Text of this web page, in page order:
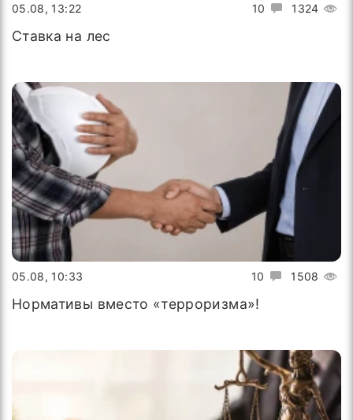
10 1324
05.08, 13:22
Ставка на лес
10 1508
05.08, 10:33
Нормативы вместо «терроризма»!